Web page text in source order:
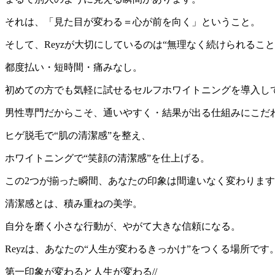
それは、「見た目が変わる＝心が前を向く」ということ。
そして、Reyzが大切にしているのは“無理なく続けられること
都度払い・短時間・痛みなし。
初めての方でも気軽に試せるセルフホワイトニングを導入し
男性専門だからこそ、通いやすく・結果が出る仕組みにこだ
ヒゲ脱毛で“肌の清潔感”を整え、
ホワイトニングで“笑顔の清潔感”を仕上げる。
この2つが揃った瞬間、あなたの印象は間違いなく変わります
清潔感とは、積み重ねの美学。
自分を磨く小さな行動が、やがて大きな信頼になる。
Reyzは、あなたの“人生が変わるきっかけ”をつくる場所です。
第一印象が変わると人生が変わる//